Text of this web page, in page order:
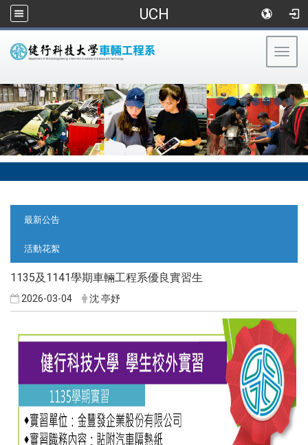
UCH
最新公告
活動花絮
1135及1141學期車輛工程系優良實習生
2026-03-04 沈 亭妤